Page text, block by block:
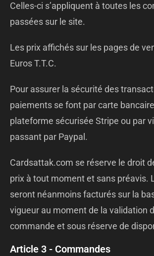
Celles-ci s’appliquent à toutes les
passées sur le site.
Les prix affichés sur les pages de
Euros T.T.C.
Pour assurer la sécurité des
paiements se font par carte
plateforme sécurisée Stripe ou par
passant par Paypal.
Cardsattak.com se réserve le droit
prix à tout moment et sans préavis.
seront néanmoins facturés sur la
vigueur au moment de la validation
commande et sous réserve de
Article 3 - Commandes